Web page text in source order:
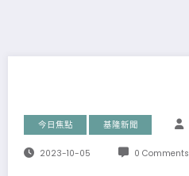
今日焦點 基隆新聞
2023-10-05 0 Comments